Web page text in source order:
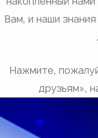
Вам, и наши
Нажмите,
друзьям»,